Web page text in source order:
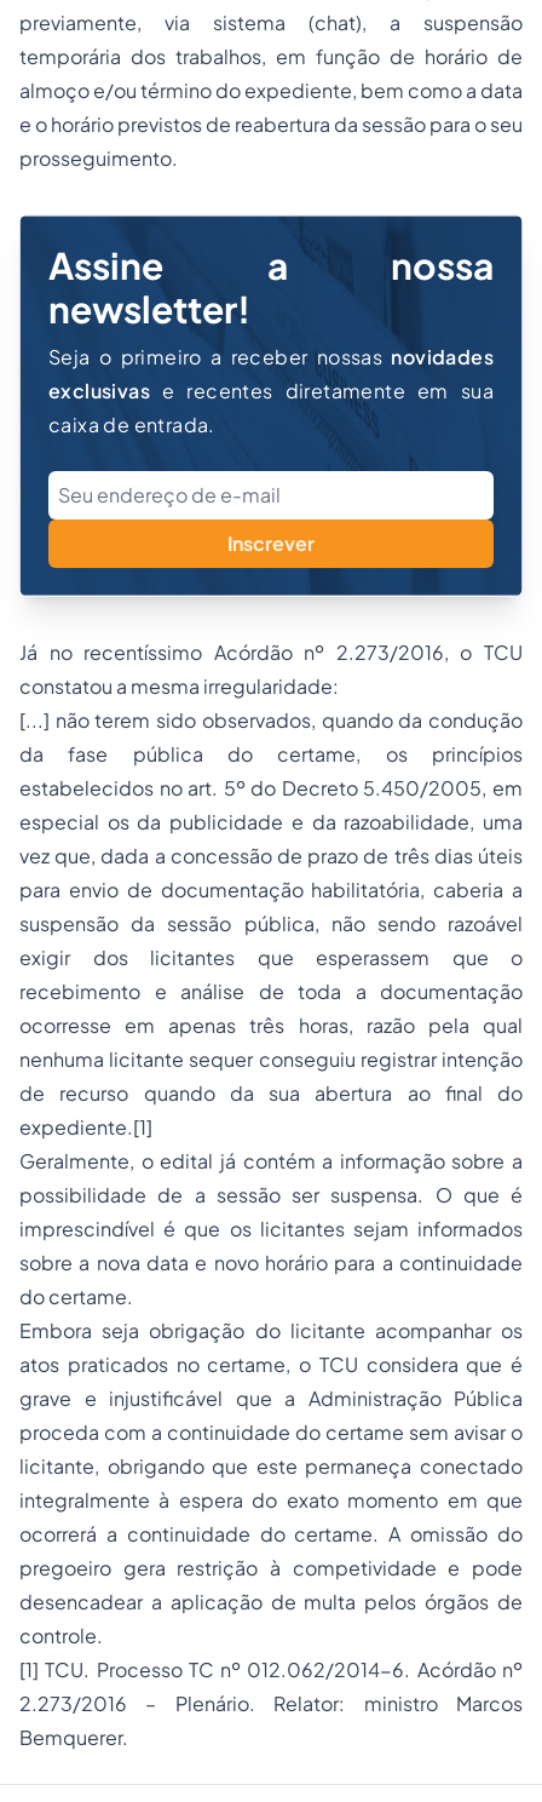
previamente, via sistema (chat), a suspensão
temporária dos trabalhos, em função de horário de
almoço e/ou término do expediente, bem como a data
e o horário previstos de reabertura da sessão para o seu
prosseguimento.
Assine a nossa
newsletter!
Seja o primeiro a receber nossas novidades
exclusivas e recentes diretamente em sua
caixa de entrada.
Inscrever
Já no recentíssimo Acórdão nº 2.273/2016, o TCU
constatou a mesma irregularidade:
[...] não terem sido observados, quando da condução
da fase pública do certame, os princípios
estabelecidos no art. 5º do Decreto 5.450/2005, em
especial os da publicidade e da razoabilidade, uma
vez que, dada a concessão de prazo de três dias úteis
para envio de documentação habilitatória, caberia a
suspensão da sessão pública, não sendo razoável
exigir dos licitantes que esperassem que o
recebimento e análise de toda a documentação
ocorresse em apenas três horas, razão pela qual
nenhuma licitante sequer conseguiu registrar intenção
de recurso quando da sua abertura ao final do
expediente.[1]
Geralmente, o edital já contém a informação sobre a
possibilidade de a sessão ser suspensa. O que é
imprescindível é que os licitantes sejam informados
sobre a nova data e novo horário para a continuidade
do certame.
Embora seja obrigação do licitante acompanhar os
atos praticados no certame, o TCU considera que é
grave e injustificável que a Administração Pública
proceda com a continuidade do certame sem avisar o
licitante, obrigando que este permaneça conectado
integralmente à espera do exato momento em que
ocorrerá a continuidade do certame. A omissão do
pregoeiro gera restrição à competividade e pode
desencadear a aplicação de multa pelos órgãos de
controle.
[1] TCU. ProcessoTC nº 012.062/2014-6. Acórdão nº
2.273/2016 – Plenário. Relator: ministro Marcos
Bemquerer.